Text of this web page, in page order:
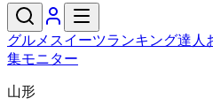
グルメ スイーツランキング達人
集モニター
山形